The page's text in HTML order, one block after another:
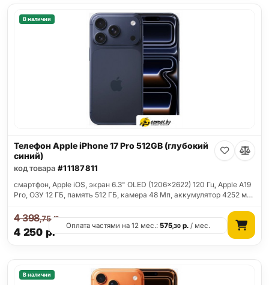
В наличии
Телефон Apple iPhone 17 Pro 512GB (глубокий
синий)
код товара #11187811
смартфон, Apple iOS, экран 6.3" OLED (1206x2622) 120 Гц, Apple A19
Pro, ОЗУ 12 ГБ, память 512 ГБ, камера 48 Мп, аккумулятор 4252 м…
4 250 р.
4 398,75р.
Оплата частями на 12 мес.:575,30 р. / мес.
В наличии